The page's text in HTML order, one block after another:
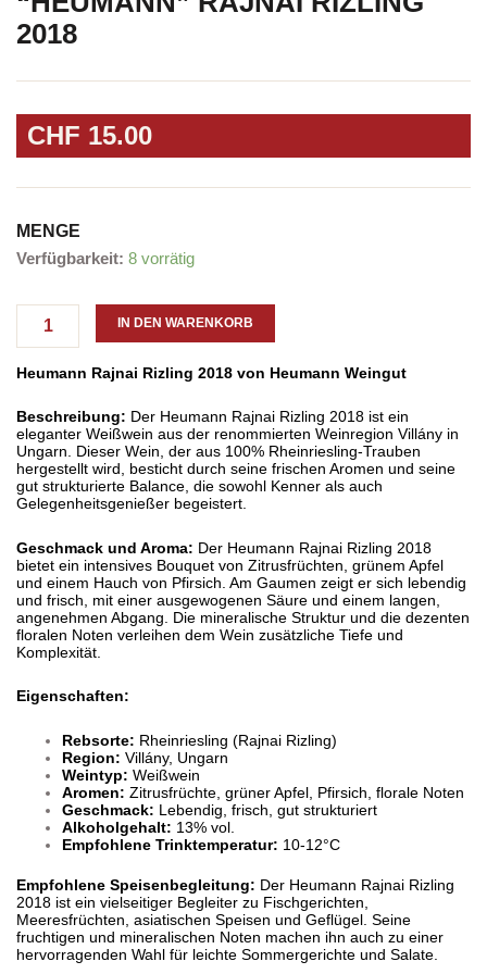
2018
CHF 15.00
MENGE
Verfügbarkeit: 8 vorrätig
"Heumann"
2018
IN DEN WARENKORB
Heumann Rajnai Rizling 2018 von Heumann Weingut
Beschreibung: Der Heumann Rajnai Rizling 2018 ist ein
eleganter Weißwein aus der renommierten Weinregion Villány in
Ungarn. Dieser Wein, der aus 100% Rheinriesling-Trauben
hergestellt wird, besticht durch seine frischen Aromen und seine
gut strukturierte Balance, die sowohl Kenner als auch
Gelegenheitsgenießer begeistert.
Geschmack und Aroma: Der Heumann Rajnai Rizling 2018
bietet ein intensives Bouquet von Zitrusfrüchten, grünem Apfel
und einem Hauch von Pfirsich. Am Gaumen zeigt er sich lebendig
und frisch, mit einer ausgewogenen Säure und einem langen,
angenehmen Abgang. Die mineralische Struktur und die dezenten
floralen Noten verleihen dem Wein zusätzliche Tiefe und
Komplexität.
Eigenschaften:
Rebsorte: Rheinriesling (Rajnai Rizling)
Region: Villány, Ungarn
Weintyp: Weißwein
Aromen: Zitrusfrüchte, grüner Apfel, Pfirsich, florale Noten
Geschmack: Lebendig, frisch, gut strukturiert
Alkoholgehalt: 13% vol.
Empfohlene Trinktemperatur: 10-12°C
Empfohlene Speisenbegleitung: Der Heumann Rajnai Rizling
2018 ist ein vielseitiger Begleiter zu Fischgerichten,
Meeresfrüchten, asiatischen Speisen und Geflügel. Seine
fruchtigen und mineralischen Noten machen ihn auch zu einer
hervorragenden Wahl für leichte Sommergerichte und Salate.